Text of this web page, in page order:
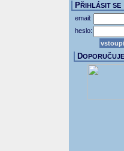
PŘIHLÁSIT SE
email:
heslo:
D